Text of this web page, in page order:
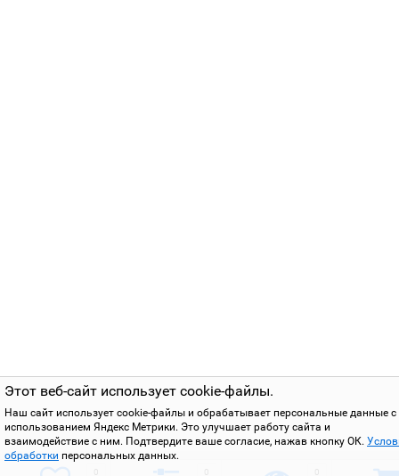
Этот веб-сайт использует cookie-файлы.
Наш сайт использует cookie-файлы и обрабатывает персональные данные с
использованием Яндекс Метрики. Это улучшает работу сайта и
взаимодействие с ним. Подтвердите ваше согласие, нажав кнопку ОК.
обработки персональных данных.